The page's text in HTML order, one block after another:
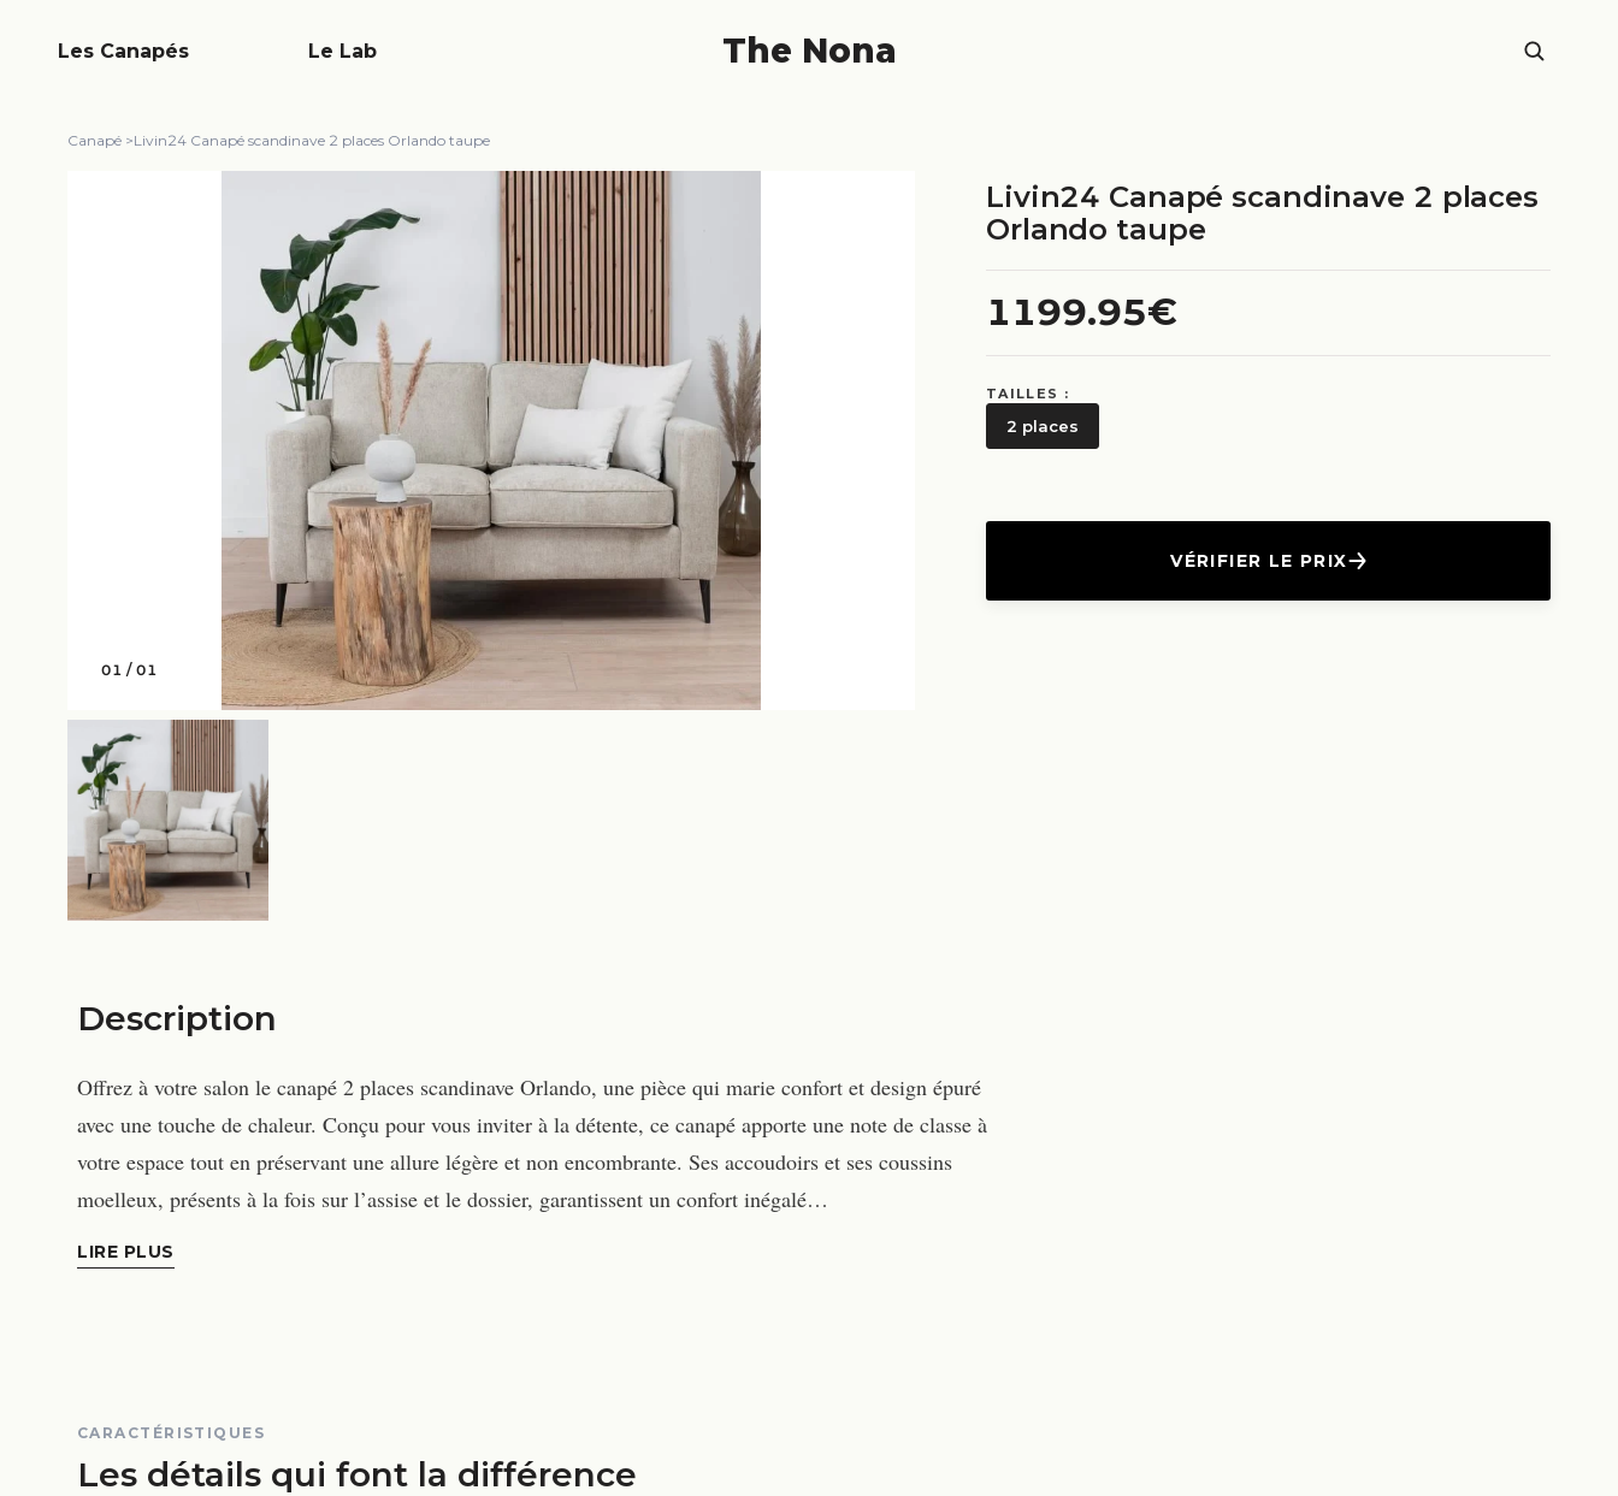
The Nona
Les Canapés Le Lab
Canapé >Livin24 Canapé scandinave 2 places Orlando taupe
01 /01
Livin24 Canapé scandinave 2 places
Orlando taupe
1199.95€
TAILLES :
2 places
VÉRIFIER LE PRIX
Description
Offrez à votre salon le canapé 2 places scandinave Orlando, une pièce qui marie confort et design épuré
avec une touche de chaleur. Conçu pour vous inviter à la détente, ce canapé apporte une note de classe à
votre espace tout en préservant une allure légère et non encombrante. Ses accoudoirs et ses coussins
moelleux, présents à la fois sur l’assise et le dossier, garantissent un confort inégalé…
LIRE PLUS
CARACTÉRISTIQUES
Les détails qui font la différence